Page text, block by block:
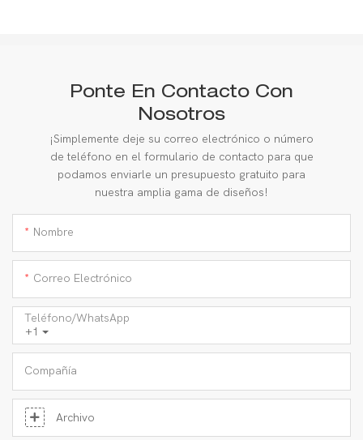
Ponte En Contacto Con
Nosotros
¡Simplemente deje su correo electrónico o número
de teléfono en el formulario de contacto para que
podamos enviarle un presupuesto gratuito para
nuestra amplia gama de diseños!
Nombre
Correo Electrónico
+1
Teléfono/WhatsApp
Compañía
Archivo